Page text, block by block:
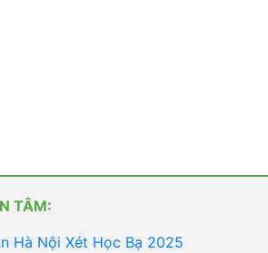
TÂM:
Hà Nội Xét Học Bạ 2025